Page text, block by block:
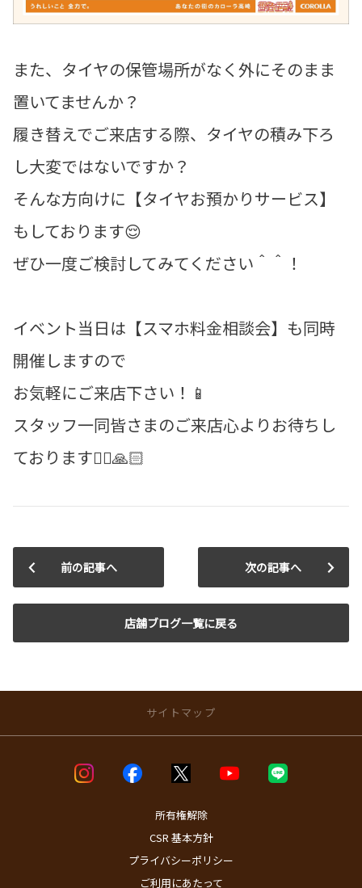
また、タイヤの保管場所がなく外にそのまま
置いてませんか？
履き替えでご来店する際、タイヤの積み下ろ
し大変ではないですか？
そんな方向けに【タイヤお預かりサービス】
もしております😌
ぜひ一度ご検討してみてください＾＾！
イベント当日は【スマホ料金相談会】も同時
開催しますので
お気軽にご来店下さい！📱
スタッフ一同皆さまのご来店心よりお待ちし
ております🙂‍↕️🙏🏻
前の記事へ
店舗ブログ一覧に戻る
次の記事へ
サイトマップ
所有権解除
CSR 基本方針
プライバシーポリシー
ご利用にあたって